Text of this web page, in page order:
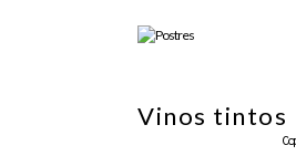
Vinos tintos